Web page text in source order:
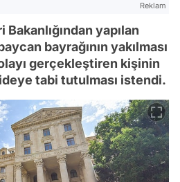
Reklam
yapılan
bayrağının yakılması
gerçekleştiren kişinin
tabi tutulması istendi.